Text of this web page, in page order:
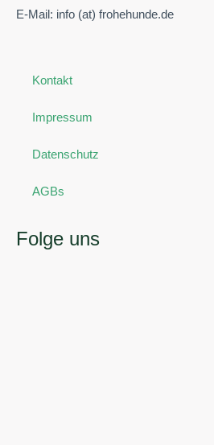
E-Mail: info (at) frohehunde.de
Kontakt
Impressum
Datenschutz
AGBs
Folge uns